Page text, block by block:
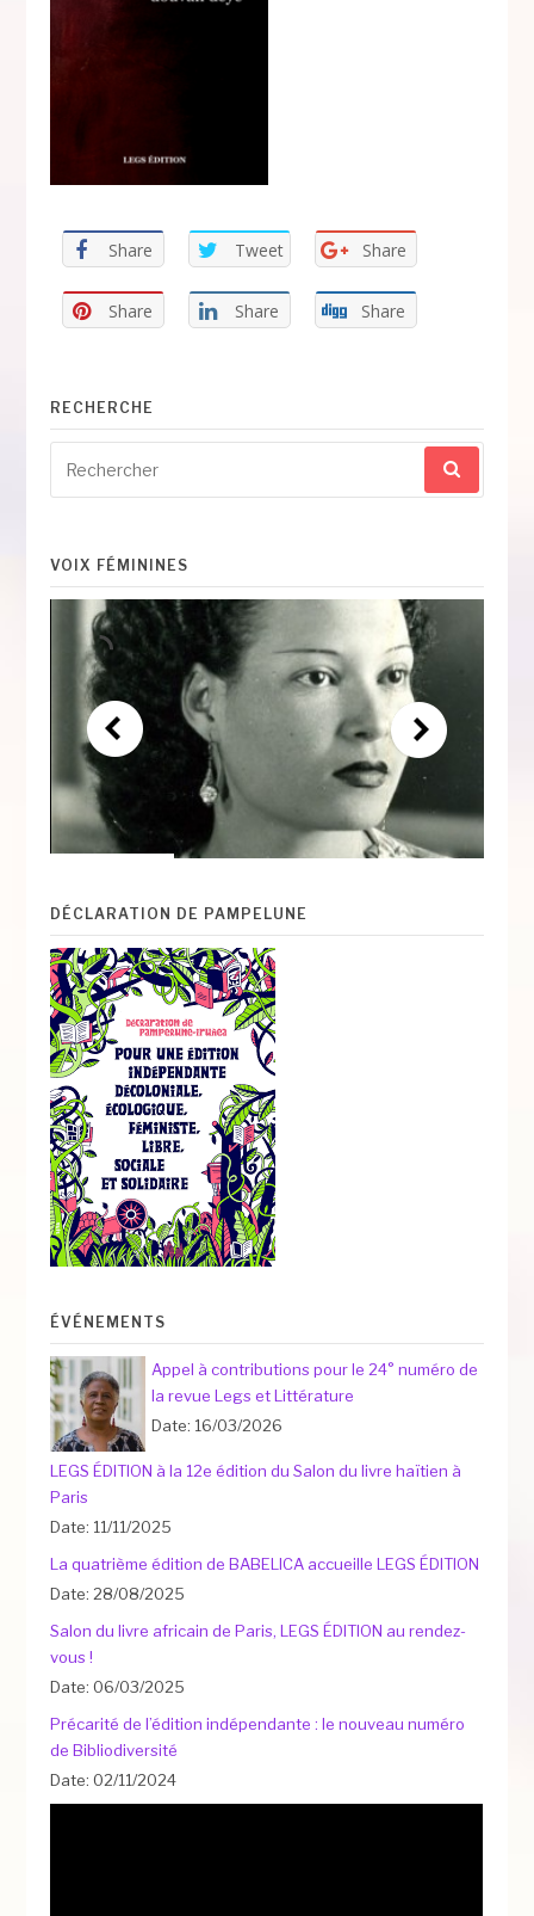
Share Tweet Share
Share Share Share
RECHERCHE
pour
:
VOIX FÉMININES
DÉCLARATION DE PAMPELUNE
ÉVÉNEMENTS
Appel à contributions pour le 24° numéro de
la revue Legs et Littérature
Date: 16/03/2026
LEGS ÉDITION à la 12e édition du Salon du livre haïtien à
Paris
Date: 11/11/2025
La quatrième édition de BABELICA accueille LEGS ÉDITION
Date: 28/08/2025
Salon du livre africain de Paris, LEGS ÉDITION au rendez-
vous !
Date: 06/03/2025
Précarité de l’édition indépendante : le nouveau numéro
de Bibliodiversité
Date: 02/11/2024